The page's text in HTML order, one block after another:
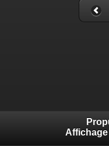
Affichage